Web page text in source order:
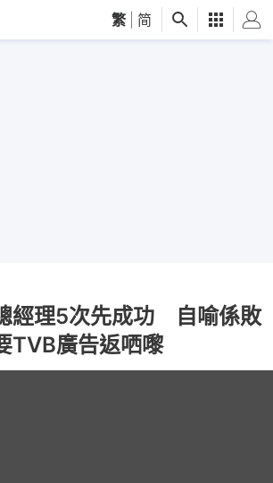
繁 简
經理5次先成功 自喻係敗
TVB廣告返哂嚟